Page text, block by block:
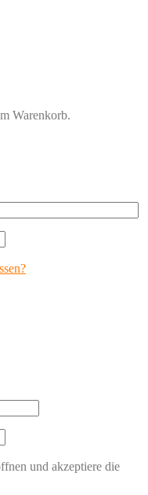
Warenkorb.
und akzeptiere die